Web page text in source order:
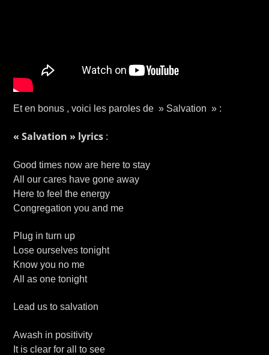
Et en bonus , voici les paroles de » Salvation » :
« Salvation » lyrics :
Good times now are here to stay
All our cares have gone away
Here to feel the energy
Congregation you and me
Plug in turn up
Lose ourselves tonight
Know you no me
All as one tonight
Lead us to salvation
Awash in positivity
It is clear for all to see